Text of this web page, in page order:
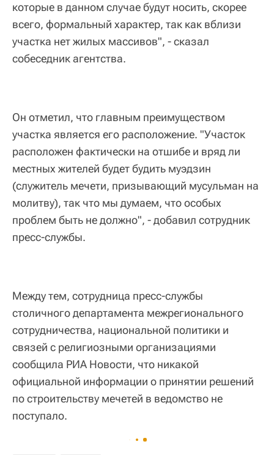
которые в данном случае будут носить, скорее
всего, формальный характер, так как вблизи
участка нет жилых массивов", - сказал
собеседник агентства.
Он отметил, что главным преимуществом
участка является его расположение. "Участок
расположен фактически на отшибе и вряд ли
местных жителей будет будить муэдзин
(служитель мечети, призывающий мусульман на
молитву), так что мы думаем, что особых
проблем быть не должно", - добавил сотрудник
пресс-службы.
Между тем, сотрудница пресс-службы
столичного департамента межрегионального
сотрудничества, национальной политики и
связей с религиозными организациями
сообщила РИА Новости, что никакой
официальной информации о принятии решений
по строительству мечетей в ведомство не
поступало.